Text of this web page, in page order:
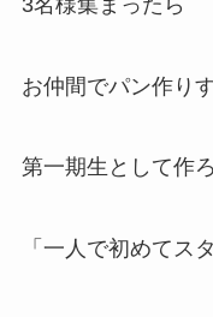
お仲間でパン作り
第一期生として作
「一人で初めてス